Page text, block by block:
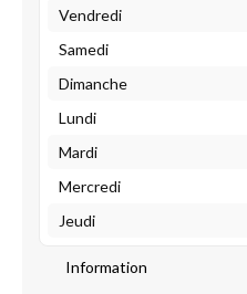
Vendredi
Samedi
Dimanche
Lundi
Mardi
Mercredi
Jeudi
Information